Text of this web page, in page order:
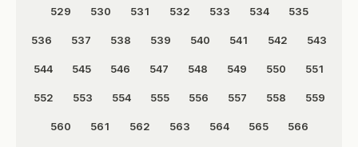
529 530 531 532 533 534 535
536 537 538 539 540 541 542 543
544 545 546 547 548 549 550 551
552 553 554 555 556 557 558 559
560 561 562 563 564 565 566